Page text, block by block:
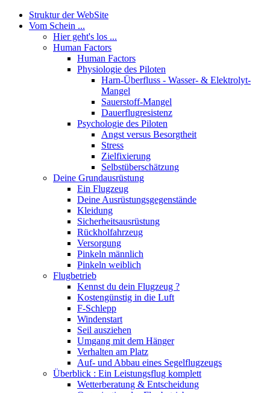
Struktur der WebSite
Vom Schein ...
Hier geht's los ...
Human Factors
Human Factors
Physiologie des Piloten
Harn-Überfluss - Wasser- & Elektrolyt-
Mangel
Sauerstoff-Mangel
Dauerflugresistenz
Psychologie des Piloten
Angst versus Besorgtheit
Stress
Zielfixierung
Selbstüberschätzung
Deine Grundausrüstung
Ein Flugzeug
Deine Ausrüstungsgegenstände
Kleidung
Sicherheitsausrüstung
Rückholfahrzeug
Versorgung
Pinkeln männlich
Pinkeln weiblich
Flugbetrieb
Kennst du dein Flugzeug ?
Kostengünstig in die Luft
F-Schlepp
Windenstart
Seil ausziehen
Umgang mit dem Hänger
Verhalten am Platz
Auf- und Abbau eines Segelflugzeugs
Überblick : Ein Leistungsflug komplett
Wetterberatung & Entscheidung